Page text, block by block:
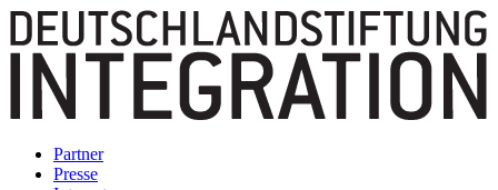
Partner
Presse